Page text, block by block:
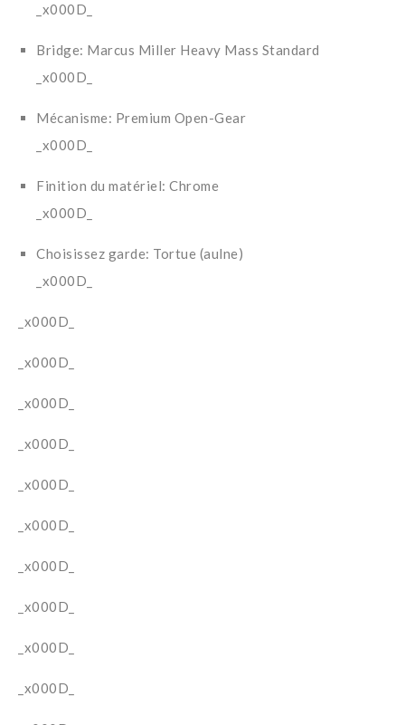
_x000D_
Bridge: Marcus Miller Heavy Mass Standard
_x000D_
Mécanisme: Premium Open-Gear
_x000D_
Finition du matériel: Chrome
_x000D_
Choisissez garde: Tortue (aulne)
_x000D_
_x000D_
_x000D_
_x000D_
_x000D_
_x000D_
_x000D_
_x000D_
_x000D_
_x000D_
_x000D_